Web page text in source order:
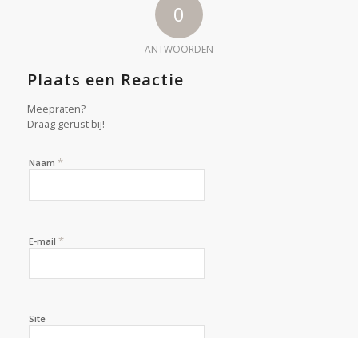
0
ANTWOORDEN
Plaats een Reactie
Meepraten?
Draag gerust bij!
Naam *
E-mail *
Site